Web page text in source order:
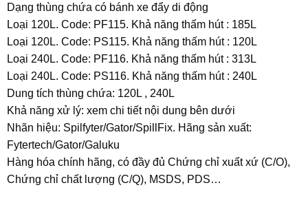
Dạng thùng chứa có bánh xe đẩy di động
Loại 120L. Code: PF115. Khả năng thấm hút : 185L
Loại 120L. Code: PS115. Khả năng thấm hút : 120L
Loại 240L. Code: PF116. Khả năng thấm hút : 313L
Loại 240L. Code: PS116. Khả năng thấm hút : 240L
Dung tích thùng chứa: 120L , 240L
Khả năng xử lý: xem chi tiết nội dung bên dưới
Nhãn hiệu: Spilfyter/Gator/SpillFix. Hãng sản xuất:
Fytertech/Gator/Galuku
Hàng hóa chính hãng, có đầy đủ Chứng chỉ xuất xứ (C/O),
Chứng chỉ chất lượng (C/Q), MSDS, PDS…